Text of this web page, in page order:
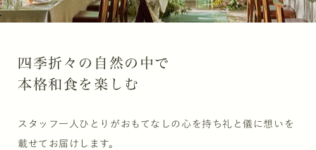
四季折々の自然の中で
本格和食を楽しむ
スタッフ一人ひとりがおもてなしの心を持ち礼と儀に想いを
載せてお届けします。